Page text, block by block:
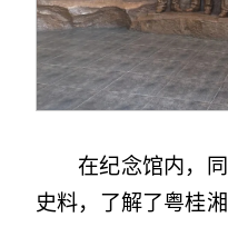
在纪念馆内，
史料，了解了粤桂